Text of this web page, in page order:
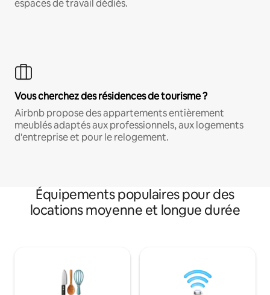
espaces de travail dédiés.
Vous cherchez des résidences de tourisme ?
Airbnb propose des appartements entièrement
meublés adaptés aux professionnels, aux logements
d'entreprise et pour le relogement.
Équipements populaires pour des
locations moyenne et longue durée